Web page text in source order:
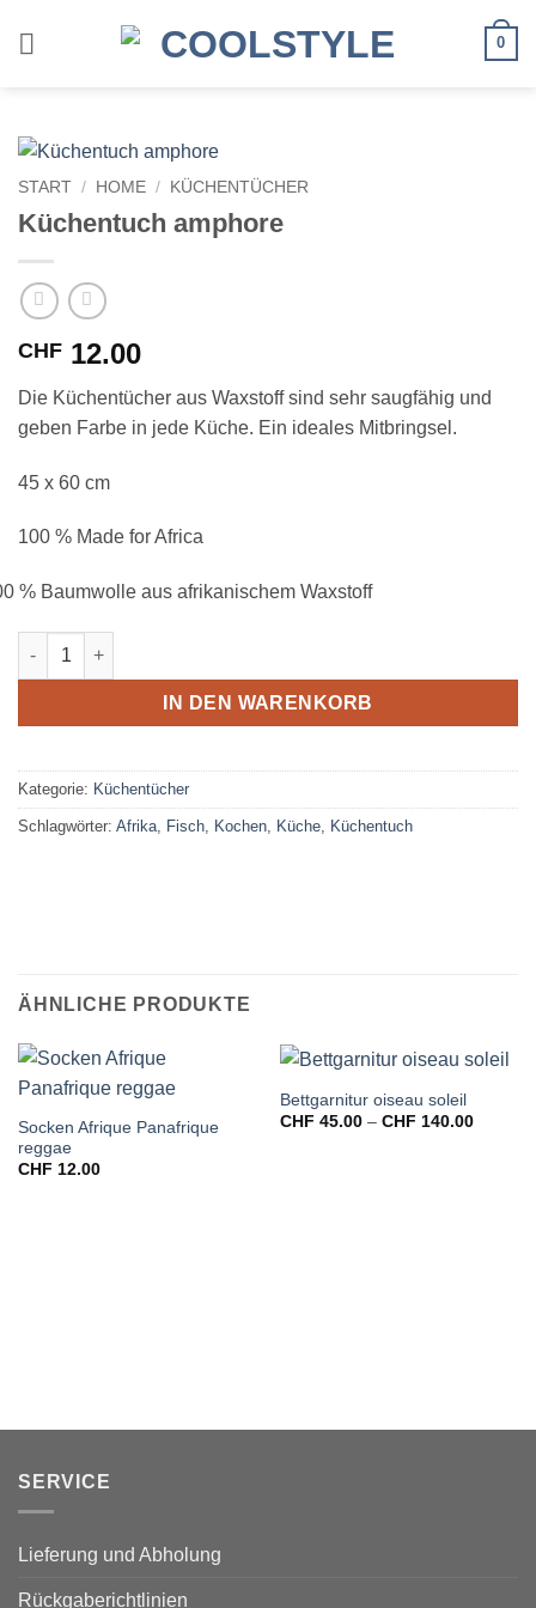
0
START / HOME / KÜCHENTÜCHER
Küchentuch amphore
CHF 12.00
Die Küchentücher aus Waxstoff sind sehr saugfähig und
geben Farbe in jede Küche. Ein ideales Mitbringsel.
45 x 60 cm
100 % Made for Africa
% Baumwolle aus afrikanischem Waxstoff
Küchentuch amphore Menge
IN DEN WARENKORB
Kategorie: Küchentücher
Schlagwörter: Afrika Fisch Kochen Küche Küchentuch
ÄHNLICHE PRODUKTE
Socken Afrique Panafrique
reggae
CHF 12.00
Bettgarnitur oiseau soleil
CHF 45.00 – CHF 140.00
SERVICE
Lieferung und Abholung
Rückgaberichtlinien